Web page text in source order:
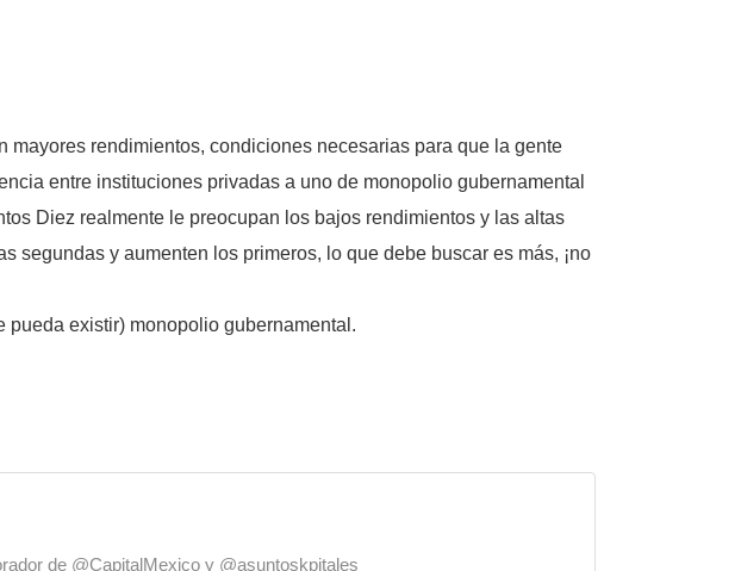
rendimientos, condiciones necesarias para que la gente
entre instituciones privadas a uno de monopolio gubernamental
Diez realmente le preocupan los bajos rendimientos y las altas
segundas y aumenten los primeros, lo que debe buscar es más, ¡no
pueda existir) monopolio gubernamental.
de @CapitalMexico y @asuntoskpitales